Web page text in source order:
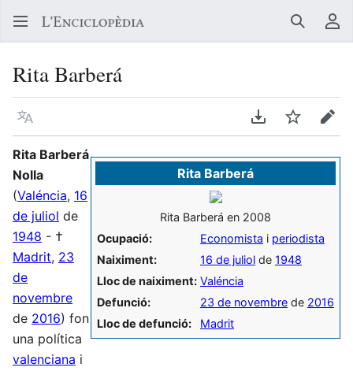
Buscar
Rita Barberá
Llegir en un atre idioma Descarregar en
Vigilar
Rita Barberá
Rita Barberá en 2008
Ocupació:
Economista i periodista
Naiximent:
16 de juliol de 1948
Lloc de naiximent: Valéncia
Defunció:
23 de novembre de 2016
Lloc de defunció:
Madrit
Rita Barberá
Nolla
(Valéncia, 16
de juliol de
1948 - †
Madrit, 23
de
novembre
de 2016) fon
una política
valenciana i